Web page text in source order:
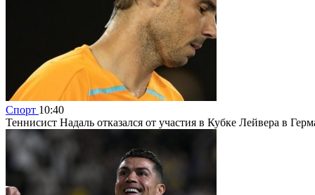
Спорт 10:40
Теннисист Надаль отказался от участия в Кубке Лейвера в